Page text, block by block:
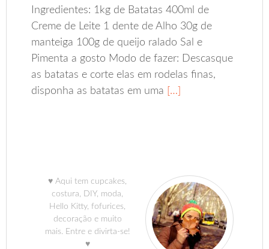
Ingredientes: 1kg de Batatas 400ml de
Creme de Leite 1 dente de Alho 30g de
manteiga 100g de queijo ralado Sal e
Pimenta a gosto Modo de fazer: Descasque
as batatas e corte elas em rodelas finas,
disponha as batatas em uma […]
♥ Aqui tem cupcakes,
costura, DIY, moda,
Hello Kitty, fofurices,
decoração e muito
mais. Entre e divirta-se!
♥